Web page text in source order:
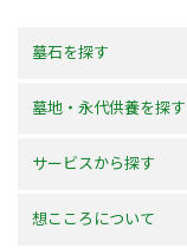
墓石を探す
和型墓石
洋型墓石
デザイン墓石
墓地・永代供養を探す
横浜市内
神奈川県
サービスから探す
お墓を建てる
想こころについて